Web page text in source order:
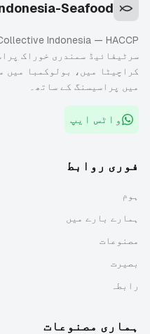
Seafood
سرٹیفائیڈ سمندری خوراک
کراچیٹا میں، بولوکمبا میں
میں پراسیسنگ کے ساتھ۔
واٹس ایپ
فوری روابط
ہوم
ہمارے بارے میں
مصنوعات
بصیرت
رابطہ
ہماری مصنوعات